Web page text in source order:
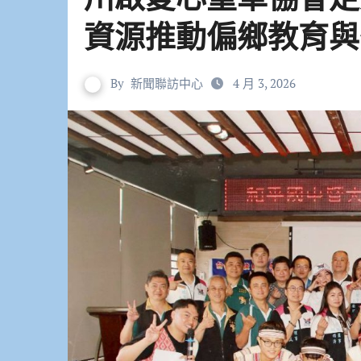
資源推動偏鄉教育
By 新聞聯訪中心 4 月 3, 2026